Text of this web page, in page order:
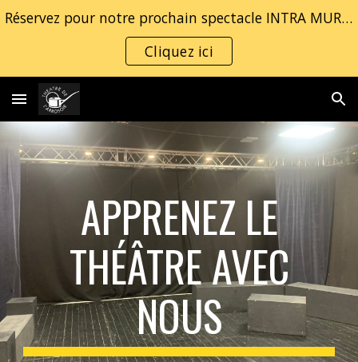
Skip to main content
Réservez pour notre prochain spectacle INTRA MUROS
Cliquez ici
APPRENEZ LE
THÉÂTRE AVEC
NOUS